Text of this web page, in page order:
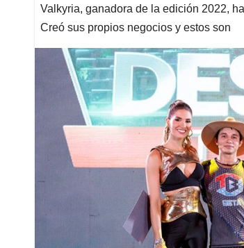
Valkyria, ganadora de la edición 2022,
Creó sus propios negocios y estos son